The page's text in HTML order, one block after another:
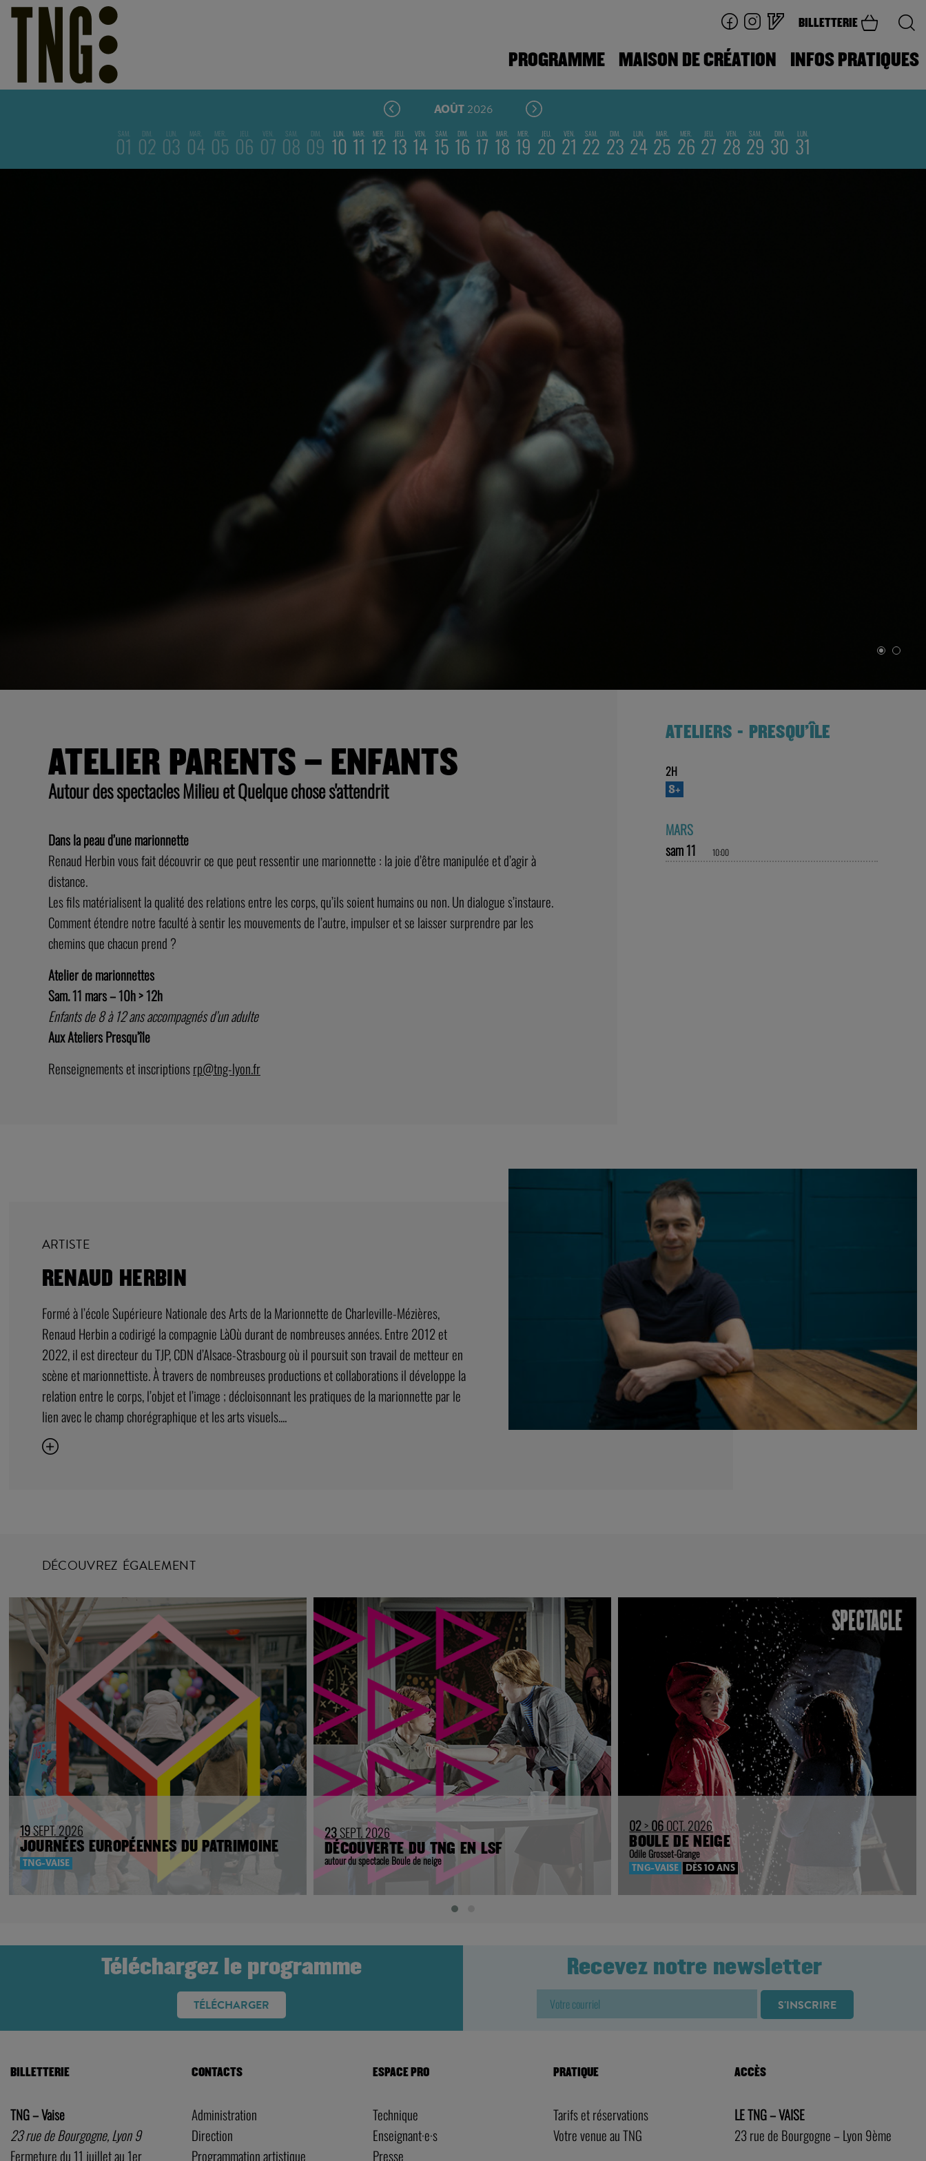
BILLETTERIE
PROGRAMME MAISON DE CRÉATION INFOS PRATIQUES
AOÛT 2026
SAM.
01 DIM.
02 LUN.
03 MAR.
04 MER.
05 JEU.
06 VEN.
07 SAM.
08 DIM.
09 LUN.
10 MAR.
11 MER.
12 JEU.
13 VEN.
14 SAM.
15 DIM.
16 LUN.
17 MAR.
18 MER.
19 JEU.
20 VEN.
21 SAM.
22 DIM.
23 LUN.
24 MAR.
25 MER.
26 JEU.
27 VEN.
28 SAM.
29 DIM.
30 LUN.
31
ATELIER PARENTS – ENFANTS
Autour des spectacles Milieu et Quelque chose s'attendrit
Renaud Herbin vous fait découvrir ce que peut ressentir une marionnette : la joie d’être manipulée et d’agir à
distance.
Les fils matérialisent la qualité des relations entre les corps, qu’ils soient humains ou non. Un dialogue s’instaure.
Comment étendre notre faculté à sentir les mouvements de l’autre, impulser et se laisser surprendre par les
chemins que chacun prend ?
Atelier de marionnettes
Sam. 11 mars – 10h > 12h
Enfants de 8 à 12 ans accompagnés d’un adulte
Aux Ateliers Presqu’île
Renseignements et inscriptions
ATELIERS - PRESQU'ÎLE
8+
sam 11
Renaud Herbin a codirigé la compagnie LàOù durant de nombreuses années. Entre 2012 et
2022, il est directeur du TJP, CDN d’Alsace-Strasbourg où il poursuit son travail de metteur en
scène et marionnettiste. À travers de nombreuses productions et collaborations il développe la
relation entre le corps, l’objet et l’image ; décloisonnant les pratiques de la marionnette par le
lien avec le champ chorégraphique et les arts visuels....
SEPT. 2026
JOURNÉES EUROPÉENNES DU PATRIMOINE
TNG-VAISE
SEPT. 2026
DÉCOUVERTE DU TNG EN LSF
autour du spectacle Boule de neige
OCT. 2026
BOULE DE NEIGE
Odile Grosset-Grange
TNG-VAISE DÈS 10 ANS
Téléchargez le programme
TÉLÉCHARGER
23 rue de Bourgogne, Lyon 9
Fermeture du 11 juillet au 1er
Direction
Programmation artistique
Enseignant·e·s
Presse
Votre venue au TNG
23 rue de Bourgogne – Lyon 9ème